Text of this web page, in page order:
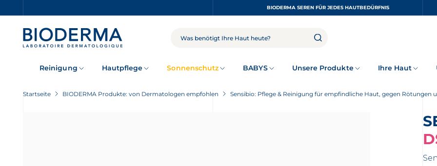
BIODERMA SEREN FÜR JEDES HAUTBEDÜRFNIS
SUCHE
Reinigung Hautpflege Sonnenschutz BABYS Unsere Produkte Ihre Haut
Startseite BIODERMA Produkte: von Dermatologen empfohlen Sensibio: Pflege & Reinigung für empfindliche Haut, gegen Rötungen